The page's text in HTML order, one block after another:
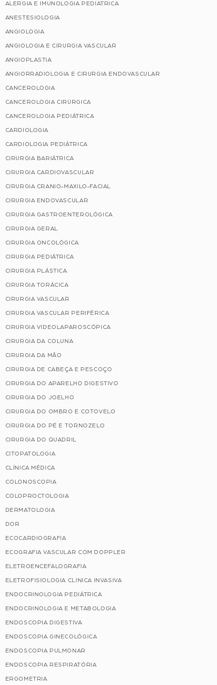
ALERGIA E IMUNOLOGIA PEDIATRICA
ANESTESIOLOGIA
ANGIOLOGIA
ANGIOLOGIA E CIRURGIA VASCULAR
ANGIOPLASTIA
ANGIORRADIOLOGIA E CIRURGIA ENDOVASCULAR
CANCEROLOGIA
CANCEROLOGIA CIRÚRGICA
CANCEROLOGIA PEDIÁTRICA
CARDIOLOGIA
CARDIOLOGIA PEDIÁTRICA
CIRURGIA BARIÁTRICA
CIRURGIA CARDIOVASCULAR
CIRURGIA CRANIO-MAXILO-FACIAL
CIRURGIA ENDOVASCULAR
CIRURGIA GASTROENTEROLÓGICA
CIRURGIA GERAL
CIRURGIA ONCOLÓGICA
CIRURGIA PEDIÁTRICA
CIRURGIA PLÁSTICA
CIRURGIA TORÁCICA
CIRURGIA VASCULAR
CIRURGIA VASCULAR PERIFÉRICA
CIRURGIA VIDEOLAPAROSCÓPICA
CIRURGIA DA COLUNA
CIRURGIA DA MÃO
CIRURGIA DE CABEÇA E PESCOÇO
CIRURGIA DO APARELHO DIGESTIVO
CIRURGIA DO JOELHO
CIRURGIA DO OMBRO E COTOVELO
CIRURGIA DO PÉ E TORNOZELO
CIRURGIA DO QUADRIL
CITOPATOLOGIA
CLÍNICA MÉDICA
COLONOSCOPIA
COLOPROCTOLOGIA
DERMATOLOGIA
DOR
ECOCARDIOGRAFIA
ECOGRAFIA VASCULAR COM DOPPLER
ELETROENCEFALOGRAFIA
ELETROFISIOLOGIA CLINICA INVASIVA
ENDOCRINOLOGIA PEDIÁTRICA
ENDOCRINOLOGIA E METABOLOGIA
ENDOSCOPIA DIGESTIVA
ENDOSCOPIA GINECOLÓGICA
ENDOSCOPIA PULMONAR
ENDOSCOPIA RESPIRATÓRIA
ERGOMETRIA